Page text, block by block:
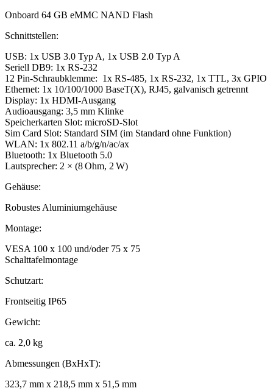
Onboard 64 GB eMMC NAND Flash
Schnittstellen:
USB: 1x USB 3.0 Typ A, 1x USB 2.0 Typ A
Seriell DB9: 1x RS-232
12 Pin-Schraubklemme: 1x RS-485, 1x RS-232, 1x TTL, 3x GPIO
Ethernet: 1x 10/100/1000 BaseT(X), RJ45, galvanisch getrennt
Display: 1x HDMI-Ausgang
Audioausgang: 3,5 mm Klinke
Speicherkarten Slot: microSD-Slot
Sim Card Slot: Standard SIM (im Standard ohne Funktion)
WLAN: 1x 802.11 a/b/g/n/ac/ax
Bluetooth: 1x Bluetooth 5.0
Lautsprecher: 2 × (8 Ohm, 2 W)
Gehäuse:
Robustes Aluminiumgehäuse
Montage:
VESA 100 x 100 und/oder 75 x 75
Schalttafelmontage
Schutzart:
Frontseitig IP65
Gewicht:
ca. 2,0 kg
Abmessungen (BxHxT):
323,7 mm x 218,5 mm x 51,5 mm